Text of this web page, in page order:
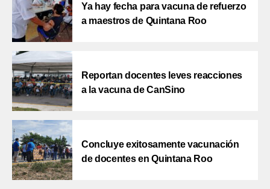
Ya hay fecha para vacuna de refuerzo
a maestros de Quintana Roo
Reportan docentes leves reacciones
a la vacuna de CanSino
Concluye exitosamente vacunación
de docentes en Quintana Roo